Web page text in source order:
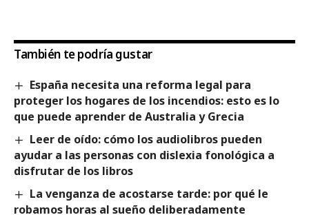
También te podría gustar
España necesita una reforma legal para
proteger los hogares de los incendios: esto es lo
que puede aprender de Australia y Grecia
Leer de oído: cómo los audiolibros pueden
ayudar a las personas con dislexia fonológica a
disfrutar de los libros
La venganza de acostarse tarde: por qué le
robamos horas al sueño deliberadamente